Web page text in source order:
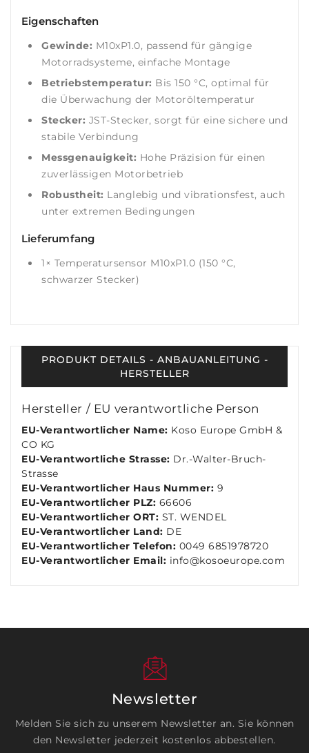
Eigenschaften
Gewinde: M10xP1.0, passend für gängige
Motorradsysteme, einfache Montage
Betriebstemperatur: Bis 150 °C, optimal für
die Überwachung der Motoröltemperatur
Stecker: JST-Stecker, sorgt für eine sichere und
stabile Verbindung
Messgenauigkeit: Hohe Präzision für einen
zuverlässigen Motorbetrieb
Robustheit: Langlebig und vibrationsfest, auch
unter extremen Bedingungen
Lieferumfang
1× Temperatursensor M10xP1.0 (150 °C,
schwarzer Stecker)
PRODUKT DETAILS - ANBAUANLEITUNG -
HERSTELLER
Hersteller / EU verantwortliche Person
EU-Verantwortlicher Name: Koso Europe GmbH &
CO KG
EU-Verantwortliche Strasse: Dr.-Walter-Bruch-
Strasse
EU-Verantwortlicher Haus Nummer: 9
EU-Verantwortlicher PLZ: 66606
EU-Verantwortlicher ORT: ST. WENDEL
EU-Verantwortlicher Land: DE
EU-Verantwortlicher Telefon: 0049 6851978720
EU-Verantwortlicher Email: info@kosoeurope.com
Newsletter
Melden Sie sich zu unserem Newsletter an. Sie können
den Newsletter jederzeit kostenlos abbestellen.